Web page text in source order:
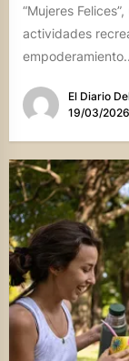
“Mujeres
actividades
El Diario
19/03/2026